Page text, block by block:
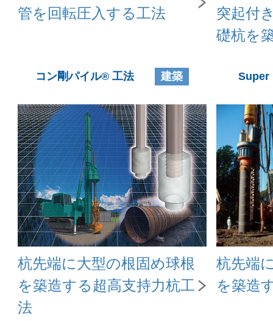
管を回転圧入する工法
突起付
礎杭を
コン剛パイル® 工法 建築
杭先端に大型の根固め球根
を築造する超高支持力杭工
法
Super
杭先端
を築造